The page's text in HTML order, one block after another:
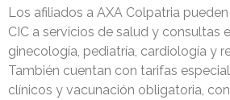
Los afiliados a AXA Colpatria
CIC a servicios de salud y consultas
ginecología, pediatría, cardiología y
También cuentan con tarifas
clínicos y vacunación obligatoria,